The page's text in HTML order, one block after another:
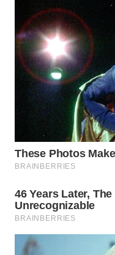
WAHANA
TV
WAHANANEWS
ID
WAHANANEWS
CO ID
WAHANANEWS
NET
SPORT
WAHANA
UMKM